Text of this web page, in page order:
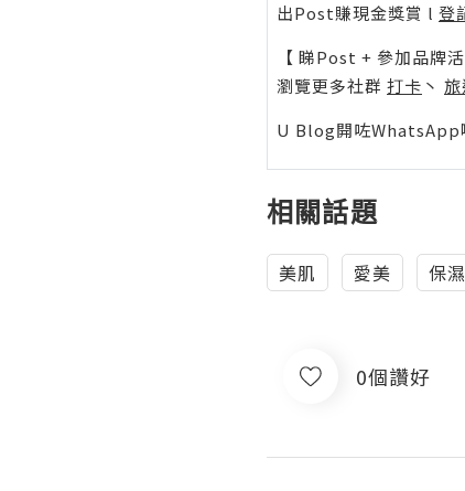
出Post賺現金獎賞 l 登
【 睇Post + 參加品牌活
瀏覽更多社群 打卡 丶
U Blog開咗WhatsApp
相關話題
美肌 愛美 保濕
0個讚好